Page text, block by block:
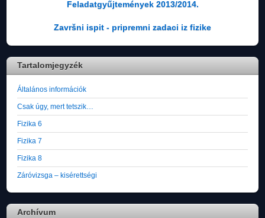
Feladatgyűjtemények 2013/2014.
Završni ispit - pripremni zadaci iz fizike
Tartalomjegyzék
Általános információk
Csak úgy, mert tetszik…
Fizika 6
Fizika 7
Fizika 8
Záróvizsga – kisérettségi
Archívum